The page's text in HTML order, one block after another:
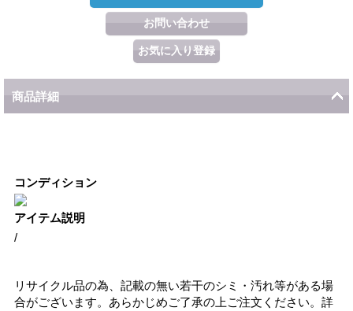
商品詳細
コンディション
アイテム説明
/
リサイクル品の為、記載の無い若干のシミ・汚れ等がある場
合がございます。あらかじめご了承の上ご注文ください。詳